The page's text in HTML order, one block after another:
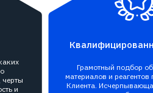
черты
и
Грамотный подбор
материалов и реагентов
Клиента.